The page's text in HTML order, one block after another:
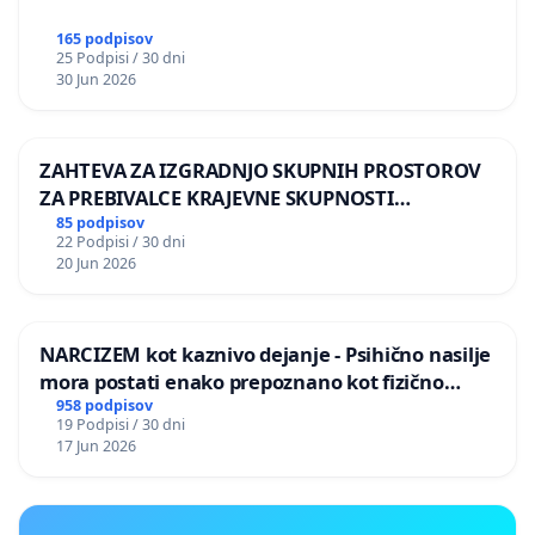
165 podpisov
25 Podpisi / 30 dni
30 Jun 2026
ZAHTEVA ZA IZGRADNJO SKUPNIH PROSTOROV
ZA PREBIVALCE KRAJEVNE SKUPNOSTI
PRESTRANEK
85 podpisov
22 Podpisi / 30 dni
20 Jun 2026
NARCIZEM kot kaznivo dejanje - Psihično nasilje
mora postati enako prepoznano kot fizično
nasilje
958 podpisov
19 Podpisi / 30 dni
17 Jun 2026